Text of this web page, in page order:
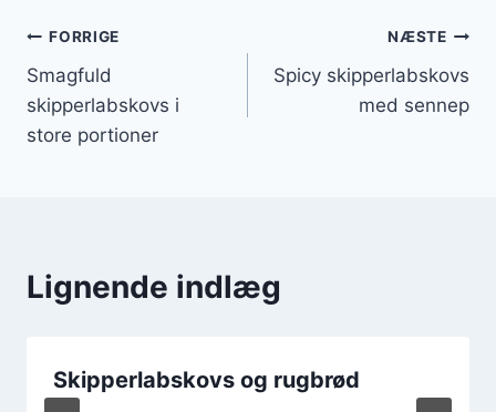
Indlægsnavigation
FORRIGE
Smagfuld
skipperlabskovs i
store portioner
NÆSTE
Spicy skipperlabskovs
med sennep
Lignende indlæg
Skipperlabskovs og rugbrød